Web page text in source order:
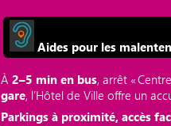
Aides pour les
À2–5 min en bus, arrêt «
gare, l’Hôtel de Ville offre un
Parkings à proximité, accès